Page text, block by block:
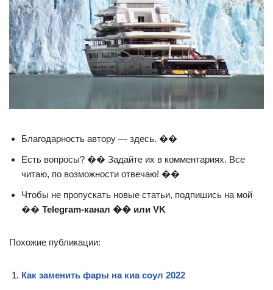
Благодарность автору — здесь. ��
Есть вопросы? �� Задайте их в комментариях. Все
читаю, по возможности отвечаю! ��
Чтобы не пропускать новые статьи, подпишись на мой
�� Telegram-канал �� или VK
Похожие публикации:
Как заменить фары на киа соул 2022